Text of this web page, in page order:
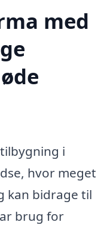
med
i
hvor meget
kan bidrage til
brug for